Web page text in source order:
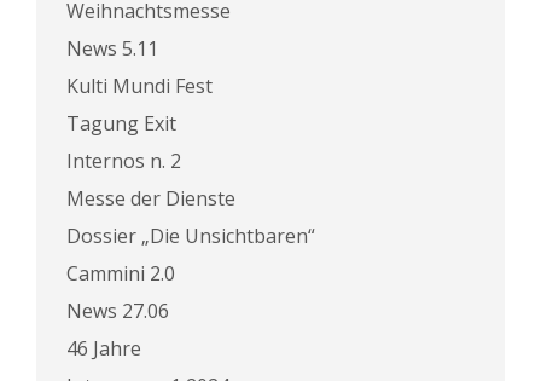
Weihnachtsmesse
News 5.11
Kulti Mundi Fest
Tagung Exit
Internos n. 2
Messe der Dienste
Dossier „Die Unsichtbaren“
Cammini 2.0
News 27.06
46 Jahre